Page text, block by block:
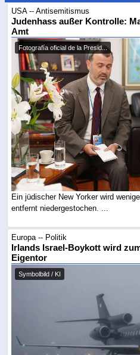
USA -- Antisemitismus
Judenhass außer Kontrolle:
Amt
Fotografía oficial de la Presid...
Ein jüdischer New Yorker wird
entfernt niedergestochen. ...
Europa -- Politik
Irlands Israel-Boykott wird
Eigentor
Symbolbild / KI